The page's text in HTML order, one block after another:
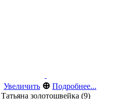
Увеличить ⊕ Подробнее...
Татьяна золотошвейка (9)